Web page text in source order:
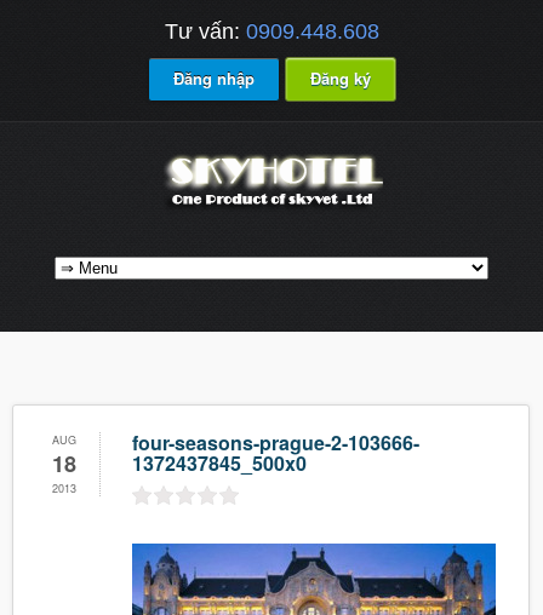
Tư vấn: 0909.448.608
Đăng nhập Đăng ký
AUG
18
2013
four-seasons-prague-2-103666-
1372437845_500x0